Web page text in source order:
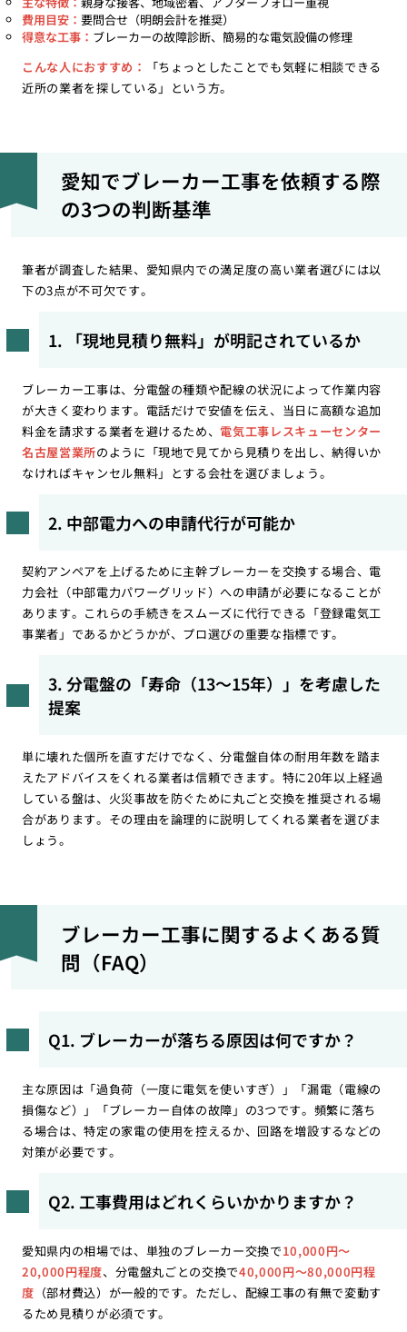
費用目安： 要問合せ（明朗会計を推奨）
得意な工事： ブレーカーの故障診断、簡易的な電気設備の修理
こんな人におすすめ：
「ちょっとしたことでも気軽に相談できる
近所の業者を探している」という方。
愛知でブレーカー工事を依頼する際
の3つの判断基準
筆者が調査した結果、愛知県内での満足度の高い業者選びには以
下の3点が不可欠です。
1. 「現地見積り無料」が明記されているか
ブレーカー工事は、分電盤の種類や配線の状況によって作業内容
が大きく変わります。電話だけで安値を伝え、当日に高額な追加
料金を請求する業者を避けるため、電気工事レスキューセンター
名古屋営業所のように「現地で見てから見積りを出し、納得いか
なければキャンセル無料」とする会社を選びましょう。
2. 中部電力への申請代行が可能か
契約アンペアを上げるために主幹ブレーカーを交換する場合、電
力会社（中部電力パワーグリッド）への申請が必要になることが
あります。これらの手続きをスムーズに代行できる「登録電気工
事業者」であるかどうかが、プロ選びの重要な指標です。
3. 分電盤の「寿命（13〜15年）」を考慮した
提案
単に壊れた個所を直すだけでなく、分電盤自体の耐用年数を踏ま
えたアドバイスをくれる業者は信頼できます。特に20年以上経過
している盤は、火災事故を防ぐために丸ごと交換を推奨される場
合があります。その理由を論理的に説明してくれる業者を選びま
しょう。
ブレーカー工事に関するよくある質
問（FAQ）
Q1. ブレーカーが落ちる原因は何ですか？
主な原因は「過負荷（一度に電気を使いすぎ）」「漏電（電線の
損傷など）」「ブレーカー自体の故障」の3つです。頻繁に落ち
る場合は、特定の家電の使用を控えるか、回路を増設するなどの
対策が必要です。
Q2. 工事費用はどれくらいかかりますか？
愛知県内の相場では、単独のブレーカー交換で10,000円〜
20,000円程度、分電盤丸ごとの交換で40,000円〜80,000円程
度 （部材費込）が一般的です。ただし、配線工事の有無で変動す
るため見積りが必須です。